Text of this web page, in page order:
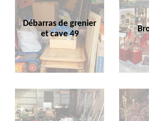
Débarras de grenier
et cave 49